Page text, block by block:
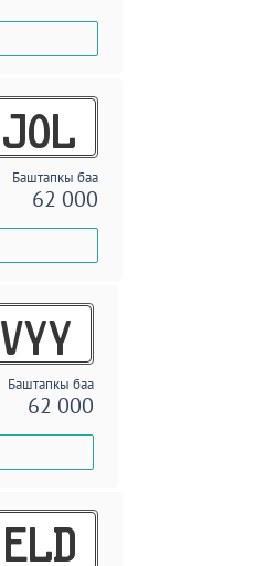
JOL
Баштапкы баа
62 000
VYY
Баштапкы баа
62 000
ELD